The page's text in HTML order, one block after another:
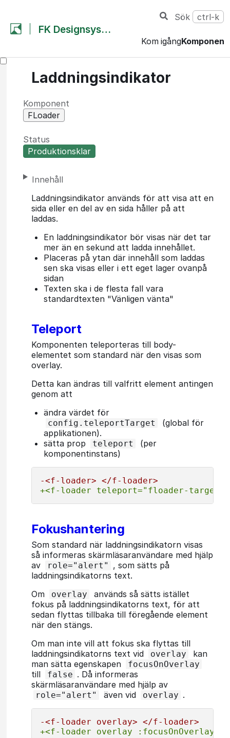
FK Designsystem
Kom igång
Sök ctrl-k
Laddningsindikator
Komponent
FLoader
Status
Produktionsklar
Innehåll
Laddningsindikator används för att visa att en
sida eller en del av en sida håller på att
laddas.
En laddningsindikator bör visas när det tar
mer än en sekund att ladda innehållet.
Placeras på ytan där innehåll som laddas
sen ska visas eller i ett eget lager ovanpå
sidan
Texten ska i de flesta fall vara
standardtexten "Vänligen vänta"
Teleport
Komponenten teleporteras till body-
elementet som standard när den visas som
overlay.
Detta kan ändras till valfritt element antingen
genom att
ändra värdet för
config.teleportTarget
(global för
applikationen).
sätta prop
teleport
(per
komponentinstans)
-<f-loader> </f-loader>
+<f-loader teleport="floader-
Fokushantering
Som standard när laddningsindikatorn visas
så informeras skärmläsaranvändare med hjälp
av
role="alert"
, som sätts på
laddningsindikatorns text.
Om
overlay
används så sätts istället
fokus på laddningsindikatorns text, för att
sedan flyttas tillbaka till föregående element
när den stängs.
Om man inte vill att fokus ska flyttas till
laddningsindikatorns text vid
overlay
kan
man sätta egenskapen
focusOnOverlay
till false . Då informeras
skärmläsaranvändare med hjälp av
role="alert" även vid overlay .
-<f-loader overlay> </f-loader>
+<f-loader overlay